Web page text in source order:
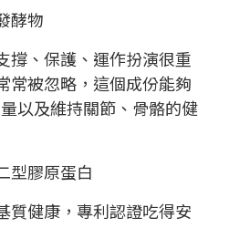
酵物
撐、保護、運作扮演很重
常被忽略，這個成份能夠
以及維持關節、骨骼的健
型膠原蛋白
質健康，專利認證吃得安